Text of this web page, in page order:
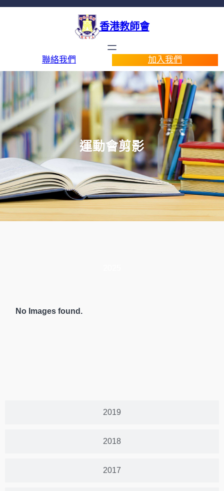
香港教師會
聯絡我們 加入我們
運動會剪影
2019
2018
2017
No Images found.